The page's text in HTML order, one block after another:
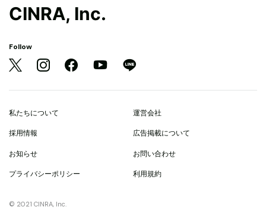
CINRA, Inc.
Follow
私たちについて 運営会社
採用情報 広告掲載について
お知らせ お問い合わせ
プライバシーポリシー 利用規約
© 2021 CINRA, Inc.